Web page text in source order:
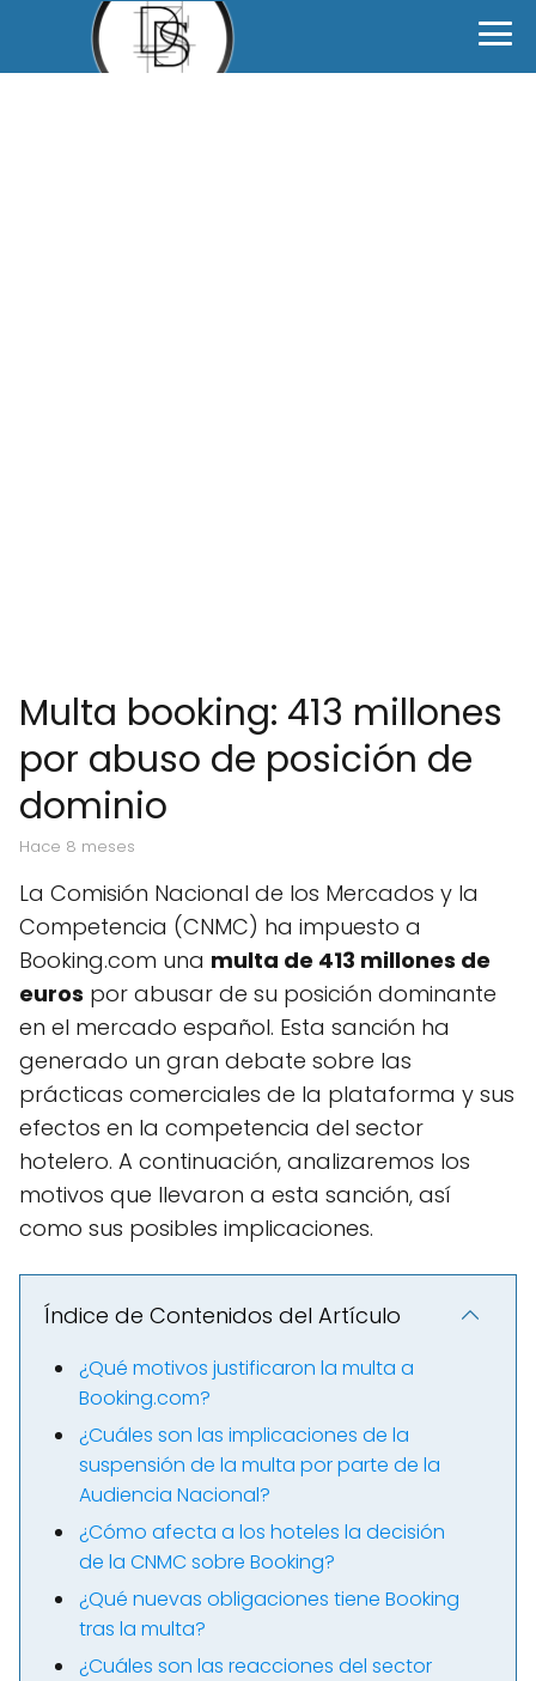
Multa booking: 413 millones
por abuso de posición de
dominio
hace 8 meses
La Comisión Nacional de los Mercados y la
Competencia (CNMC) ha impuesto a
Booking.com una multa de 413 millones de
euros por abusar de su posición dominante
en el mercado español. Esta sanción ha
generado un gran debate sobre las
prácticas comerciales de la plataforma y sus
efectos en la competencia del sector
hotelero. A continuación, analizaremos los
motivos que llevaron a esta sanción, así
como sus posibles implicaciones.
Índice de Contenidos del Artículo
¿Qué motivos justificaron la multa a
Booking.com?
¿Cuáles son las implicaciones de la
suspensión de la multa por parte de la
Audiencia Nacional?
¿Cómo afecta a los hoteles la decisión
de la CNMC sobre Booking?
¿Qué nuevas obligaciones tiene Booking
tras la multa?
¿Cuáles son las reacciones del sector